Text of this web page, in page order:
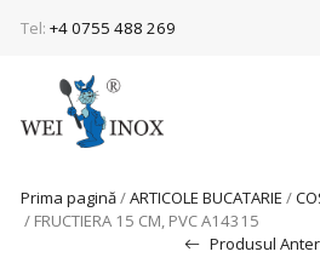
Tel: +4 0755 488 269
Prima pagină/ARTICOLE BUCATARIE /
/ FRUCTIERA 15 CM, PVC A14315
Produsul